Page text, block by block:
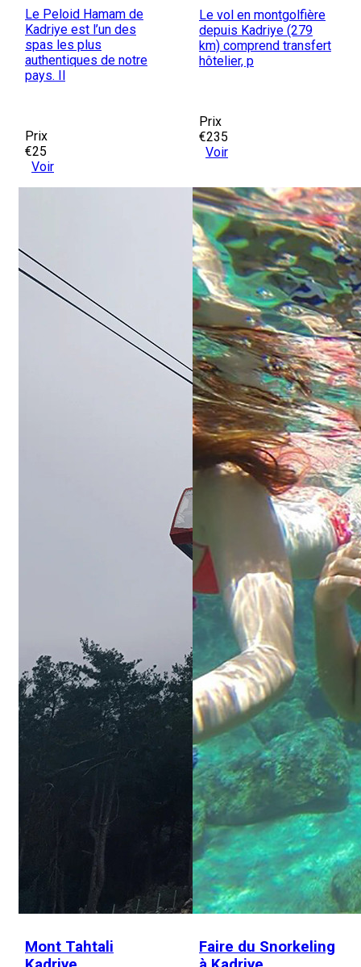
Le Peloid Hamam de
Kadriye est l’un des
spas les plus
authentiques de notre
pays. Il
Prix
€25
Voir
Le vol en montgolfière
depuis Kadriye (279
km) comprend transfert
hôtelier, p
Prix
€235
Voir
Mont Tahtali
Faire du Snorkeling